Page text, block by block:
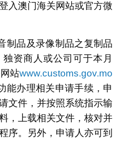
入澳门海关网站或官方微
制品及录像制品之复制品
资商人或公司可于本月
站www.customs.gov.mo
能办理相关申请手续，申
文件，并按照系统指示输
，上载相关文件，核对并
序。另外，申请人亦可到